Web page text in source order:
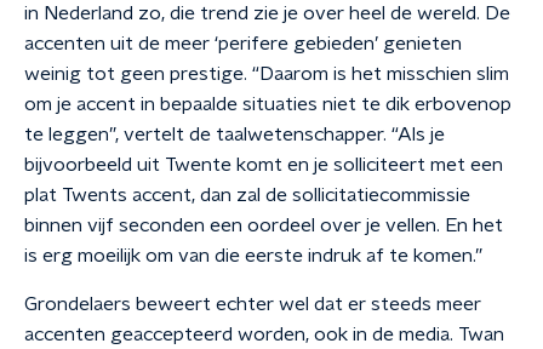
in Nederland zo, die trend zie je over heel de wereld. De
accenten uit de meer ‘perifere gebieden’ genieten
weinig tot geen prestige. “Daarom is het misschien slim
om je accent in bepaalde situaties niet te dik erbovenop
te leggen”, vertelt de taalwetenschapper. “Als je
bijvoorbeeld uit Twente komt en je solliciteert met een
plat Twents accent, dan zal de sollicitatiecommissie
binnen vijf seconden een oordeel over je vellen. En het
is erg moeilijk om van die eerste indruk af te komen.”
Grondelaers beweert echter wel dat er steeds meer
accenten geaccepteerd worden, ook in de media. Twan